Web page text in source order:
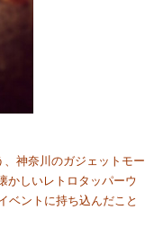
神奈川のガジェットモー
かしいレトロタッパーウ
ベントに持ち込んだこと